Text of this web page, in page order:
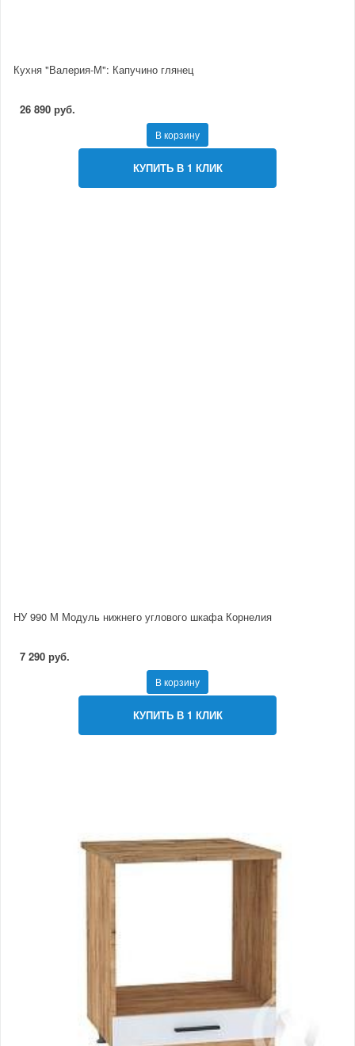
Кухня "Валерия-М": Капучино глянец
26 890 руб.
В корзину
КУПИТЬ В 1 КЛИК
НУ 990 М Модуль нижнего углового шкафа Корнелия
7 290 руб.
В корзину
КУПИТЬ В 1 КЛИК